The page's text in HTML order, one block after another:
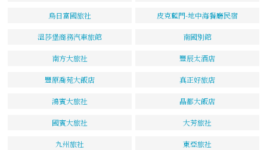
烏日富國旅社 皮克藍門-地中海餐廳民宿
溫莎堡商務汽車旅館 南國別館
南方大旅社 豐辰太酒店
豐原喬苑大飯店 真正好旅店
鴻賓大旅社 晶都大飯店
國賓大旅社 大芳旅社
九州旅社 東亞旅社